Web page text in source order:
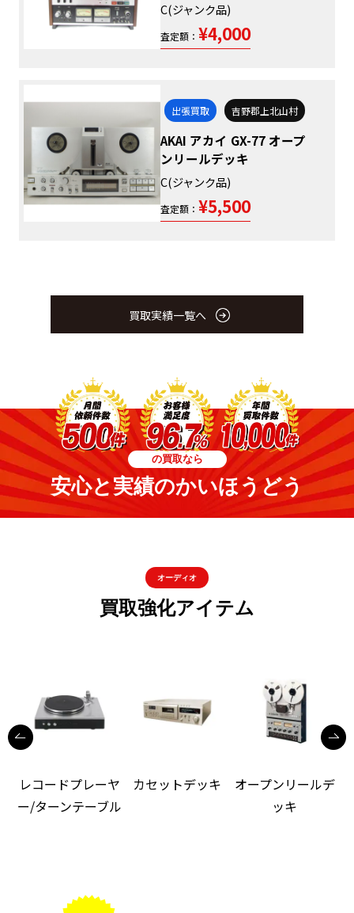
C(ジャンク品)
査定額： ¥4,000
出張買取 吉野郡上北山村
AKAI アカイ GX-77 オープ
ンリールデッキ
C(ジャンク品)
査定額： ¥5,500
買取実績一覧へ
の買取なら
安心と実績のかいほうどう
オーディオ
買取強化アイテム
レコードプレーヤ
ー/ターンテーブル
カセットデッキ
オープンリールデ
ッキ